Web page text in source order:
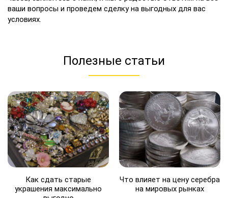
ваши вопросы и проведем сделку на выгодных для вас
условиях.
Полезные статьи
Как сдать старые
украшения максимально
Что влияет на цену серебра
на мировых рынках